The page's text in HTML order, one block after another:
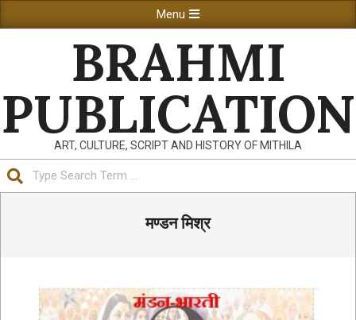
to
Navigation
Menu
BRAHMI
PUBLICATION
ART, CULTURE, SCRIPT AND HISTORY OF MITHILA
मण्डन मिश्र